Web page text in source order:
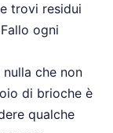
trovi residui
ogni
che non
di brioche è
qualche